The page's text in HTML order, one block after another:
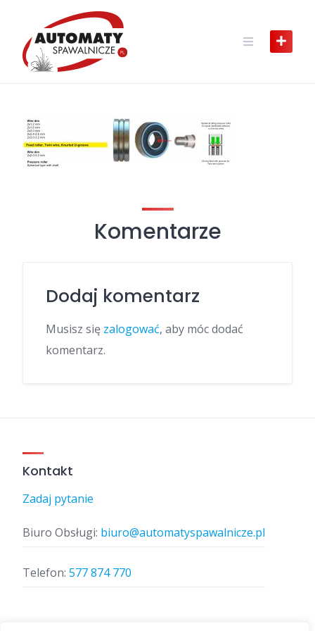
content
Komentarze
Dodaj komentarz
Musisz się zalogować, aby móc dodać
komentarz.
Kontakt
Zadaj pytanie
Biuro Obsługi: biuro@automatyspawalnicze.pl
Telefon: 577 874 770